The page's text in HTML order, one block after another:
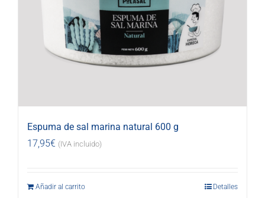
Espuma de sal marina natural 600 g
17,95€ (IVA incluido)
Añadir al carrito Detalles